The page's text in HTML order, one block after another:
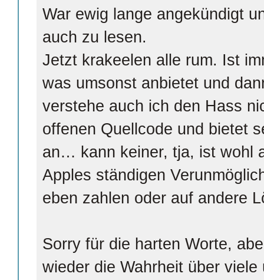
War ewig lange angekündigt
auch zu lesen.
Jetzt krakeelen alle rum. Ist
was umsonst anbietet und
verstehe auch ich den Hass
offenen Quellcode und bietet
an… kann keiner, tja, ist wohl
Apples ständigen
eben zahlen oder auf andere
Sorry für die harten Worte,
wieder die Wahrheit über